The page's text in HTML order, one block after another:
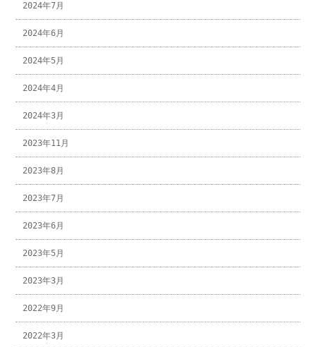
2024年7月
2024年6月
2024年5月
2024年4月
2024年3月
2023年11月
2023年8月
2023年7月
2023年6月
2023年5月
2023年3月
2022年9月
2022年3月